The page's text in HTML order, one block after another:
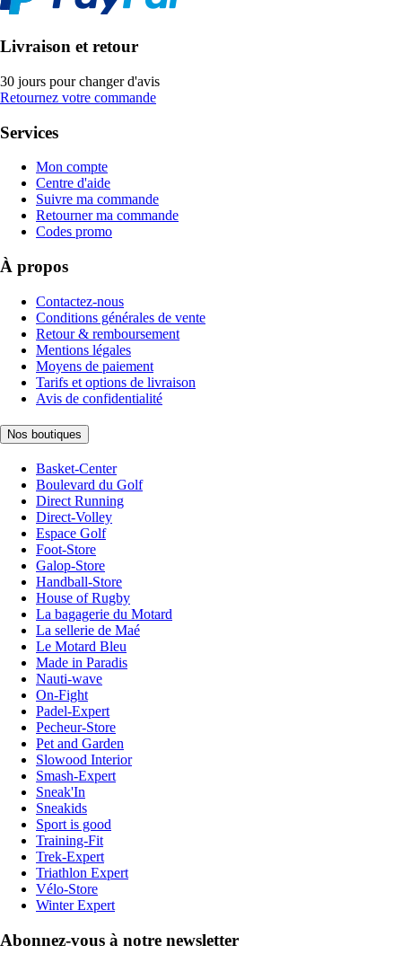
Livraison et retour
30 jours pour changer d'avis
Retournez votre commande
Services
Mon compte
Centre d'aide
Suivre ma commande
Retourner ma commande
Codes promo
À propos
Contactez-nous
Conditions générales de vente
Retour & remboursement
Mentions légales
Moyens de paiement
Tarifs et options de livraison
Avis de confidentialité
Nos boutiques
Basket-Center
Boulevard du Golf
Direct Running
Direct-Volley
Espace Golf
Foot-Store
Galop-Store
Handball-Store
House of Rugby
La bagagerie du Motard
La sellerie de Maé
Le Motard Bleu
Made in Paradis
Nauti-wave
On-Fight
Padel-Expert
Pecheur-Store
Pet and Garden
Slowood Interior
Smash-Expert
Sneak'In
Sneakids
Sport is good
Training-Fit
Trek-Expert
Triathlon Expert
Vélo-Store
Winter Expert
Abonnez-vous à notre newsletter